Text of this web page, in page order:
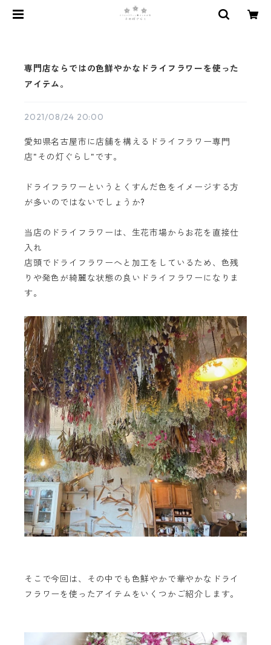
専門店ならではの色鮮やかなドライフラワーを使った
アイテム。
2021/08/24 20:00
愛知県名古屋市に店舗を構えるドライフラワー専門
店"その灯ぐらし"です。
ドライフラワーというとくすんだ色をイメージする方
が多いのではないでしょうか?
当店のドライフラワーは、生花市場からお花を直接仕
入れ
店頭でドライフラワーへと加工をしているため、色残
りや発色が綺麗な状態の良いドライフラワーになりま
す。
そこで今回は、その中でも色鮮やかで華やかなドライ
フラワーを使ったアイテムをいくつかご紹介します。